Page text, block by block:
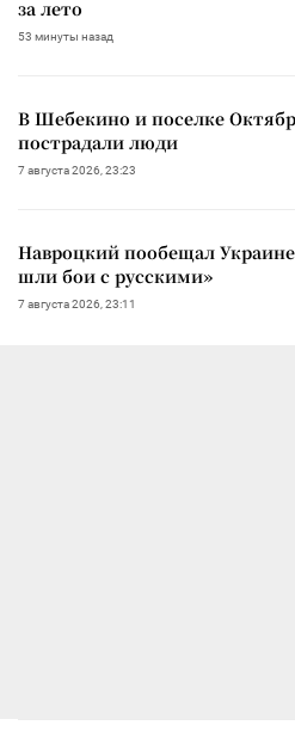
за лето
53 минуты назад
В Шебекино и поселке
пострадали люди
7 августа 2026, 23:23
Навроцкий пообещал
шли бои с русскими»
7 августа 2026, 23:11